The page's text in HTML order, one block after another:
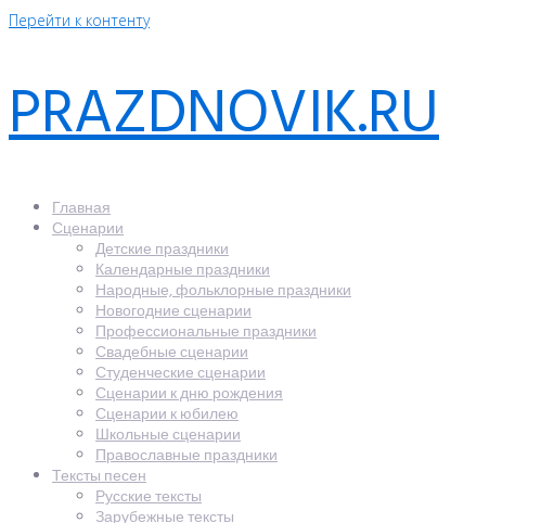
Перейти к контенту
PRAZDNOVIK.RU
Главная
Сценарии
Детские праздники
Календарные праздники
Народные, фольклорные праздники
Новогодние сценарии
Профессиональные праздники
Свадебные сценарии
Студенческие сценарии
Сценарии к дню рождения
Сценарии к юбилею
Школьные сценарии
Православные праздники
Тексты песен
Русские тексты